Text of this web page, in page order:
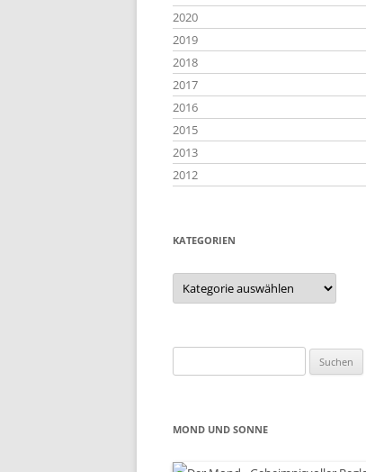
2020
2019
2018
2017
2016
2015
2013
2012
KATEGORIEN
Kategorien
nach:
MOND UND SONNE